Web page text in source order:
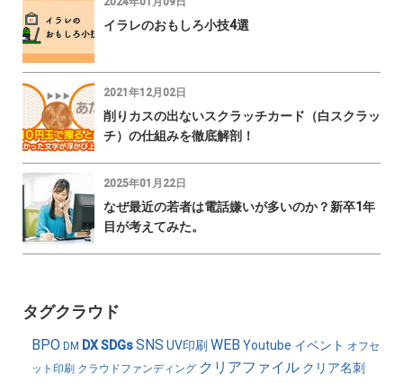
イラレのおもしろ小技4選
2021年12月02日
削りカスの出ないスクラッチカード（白スクラッ
チ）の仕組みを徹底解剖！
2025年01月22日
なぜ最近の若者は電話嫌いが多いのか？新卒1年
目が考えてみた。
タグクラウド
BPO DM DXSDGsSNS UV印刷 WEB Youtube イベント オフセ
ット印刷 クラウドファンディング クリアファイル クリア名刺